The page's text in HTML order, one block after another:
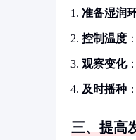
准备湿润
控制温度
观察变化
及时播种
三、提高